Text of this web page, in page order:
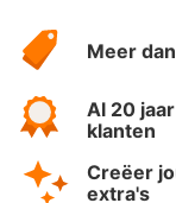
HotelSpecials
Meer
Al 20
klanten
Creëer
extra's